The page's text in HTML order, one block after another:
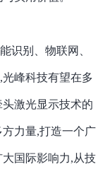
识别、物联网、
,光峰科技有望在多
激光显示技术的
力量,打造一个广
国际影响力,从技